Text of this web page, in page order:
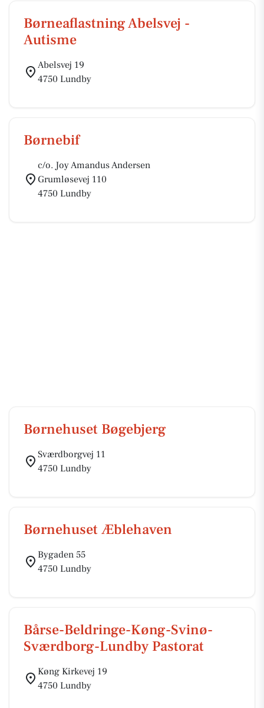
Børneaflastning Abelsvej -
Autisme
Abelsvej 19
4750 Lundby
Børnebif
c/o. Joy Amandus Andersen
Grumløsevej 110
4750 Lundby
Børnehuset Bøgebjerg
Sværdborgvej 11
4750 Lundby
Børnehuset Æblehaven
Bygaden 55
4750 Lundby
Bårse-Beldringe-Køng-Svinø-
Sværdborg-Lundby Pastorat
Køng Kirkevej 19
4750 Lundby